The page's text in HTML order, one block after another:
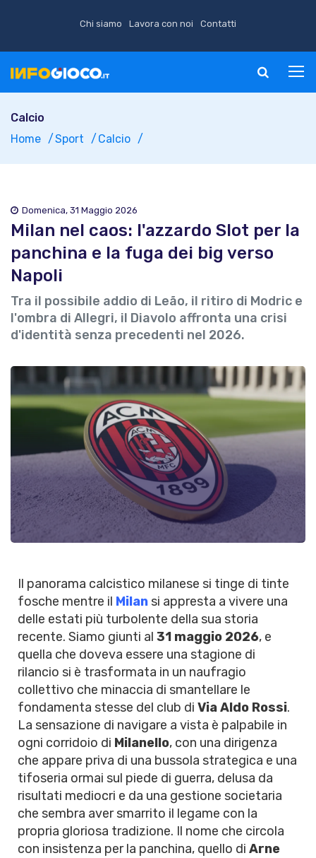
Chi siamo Lavora con noi Contatti
Calcio
Home
Sport Calcio
Domenica, 31 Maggio 2026
Milan nel caos: l'azzardo Slot per la
panchina e la fuga dei big verso
Napoli
Tra il possibile addio di Leão, il ritiro di Modric e
l'ombra di Allegri, il Diavolo affronta una crisi
d'identità senza precedenti nel 2026.
Il panorama calcistico milanese si tinge di tinte
fosche mentre il Milan si appresta a vivere una
delle estati più turbolente della sua storia
recente. Siamo giunti al 31 maggio 2026, e
quella che doveva essere una stagione di
rilancio si è trasformata in un naufragio
collettivo che minaccia di smantellare le
fondamenta stesse del club di Via Aldo Rossi.
La sensazione di navigare a vista è palpabile in
ogni corridoio di Milanello, con una dirigenza
che appare priva di una bussola strategica e una
tifoseria ormai sul piede di guerra, delusa da
risultati mediocri e da una gestione societaria
che sembra aver smarrito il legame con la
propria gloriosa tradizione. Il nome che circola
con insistenza per la panchina, quello di Arne